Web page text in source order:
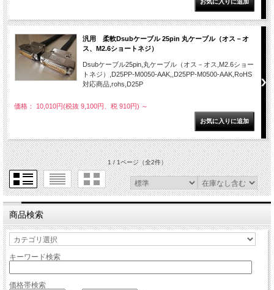
汎用 柔軟Dsubケーブル 25pin 丸ケーブル（オス－オ
ス、M2.6ショートネジ）
Dsubケーブル25pin,丸ケーブル（オス－オス,M2.6ショー
トネジ）,D25PP-M0050-AAK,,D25PP-M0500-AAK,RoHS
対応商品,rohs,D25P
価格： 10,010円(税抜 9,100円、税 910円) ～
1 / 1ページ（全2件）
商品検索
キーワード検索
価格帯検索